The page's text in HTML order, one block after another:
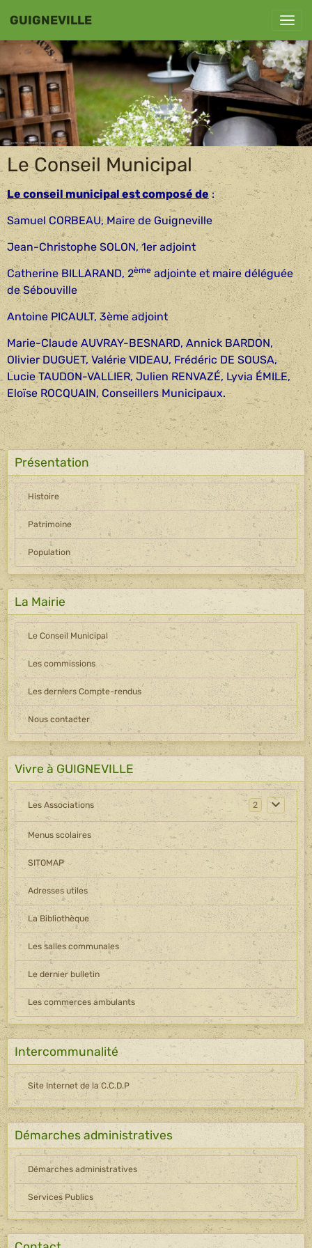
GUIGNEVILLE
Le Conseil Municipal
Le conseil municipal est composé de:
Samuel CORBEAU, Maire de Guigneville
Jean-Christophe SOLON, 1er adjoint
Catherine BILLARAND, 2ème adjointe et maire déléguée
de Sébouville
Antoine PICAULT, 3ème adjoint
Marie-Claude AUVRAY-BESNARD, Annick BARDON,
Olivier DUGUET, Valérie VIDEAU, Frédéric DE SOUSA,
Lucie TAUDON-VALLIER, Julien RENVAZÉ, Lyvia ÉMILE,
Eloïse ROCQUAIN, Conseillers Municipaux.
Présentation
Histoire
Patrimoine
Population
La Mairie
Le Conseil Municipal
Les commissions
Les derniers Compte-rendus
Nous contacter
Vivre à GUIGNEVILLE
Les Associations 2
Menus scolaires
SITOMAP
Adresses utiles
La Bibliothèque
Les salles communales
Le dernier bulletin
Les commerces ambulants
Intercommunalité
Site Internet de la C.C.D.P
Démarches administratives
Démarches administratives
Services Publics